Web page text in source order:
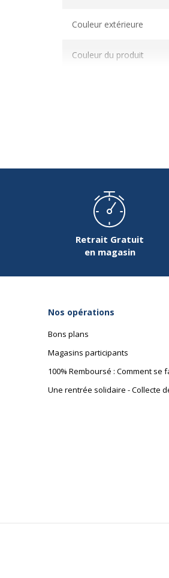
Couleur extérieure
Couleur du produit
Retrait Gratuit
en magasin
Nos opérations
Bons plans
Magasins participants
100% Remboursé : Comment se
Une rentrée solidaire - Collecte